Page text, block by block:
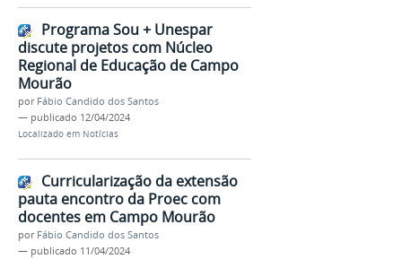
Programa Sou + Unespar
discute projetos com Núcleo
Regional de Educação de Campo
Mourão
por Fábio Candido dos Santos
— publicado 12/04/2024
Localizado em Notícias
Curricularização da extensão
pauta encontro da Proec com
docentes em Campo Mourão
por Fábio Candido dos Santos
— publicado 11/04/2024